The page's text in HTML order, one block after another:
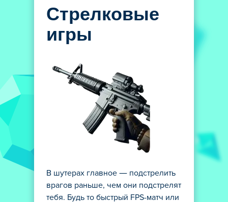
Стрелковые
игры
В шутерах главное — подстрелить
врагов раньше, чем они подстрелят
тебя. Будь то быстрый FPS-матч или